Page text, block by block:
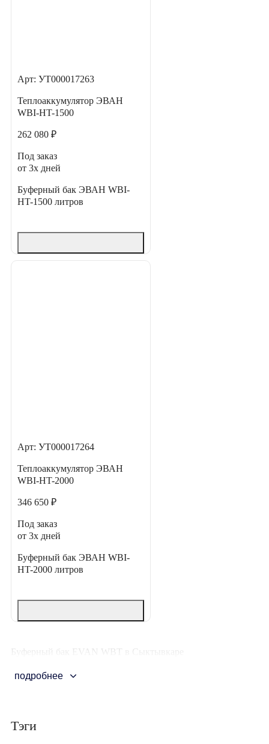
Арт: УТ000017263
Теплоаккумулятор ЭВАН
WBI-HT-1500
262 080 ₽
Под заказ
от 3х дней
Буферный бак ЭВАН WBI-
HT-1500 литров
Арт: УТ000017264
Теплоаккумулятор ЭВАН
WBI-HT-2000
346 650 ₽
Под заказ
от 3х дней
Буферный бак ЭВАН WBI-
HT-2000 литров
Буферный бак EVAN WBT в Сыктывкаре
подробнее
Тэги